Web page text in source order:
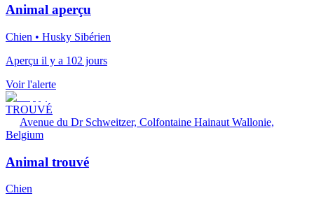
Animal aperçu
Chien • Husky Sibérien
Aperçu il y a 102 jours
Voir l'alerte
TROUVÉ
Avenue du Dr Schweitzer, Colfontaine Hainaut Wallonie,
Belgium
Animal trouvé
Chien